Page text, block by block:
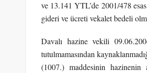
ve 13.141 YTL’de 2001/478
gideri ve ücreti vekalet bedeli
Davalı hazine vekili
tutulmamasından
(1007.) maddesinin hazinenin